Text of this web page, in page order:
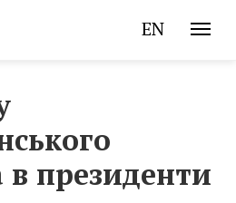
EN
президенти